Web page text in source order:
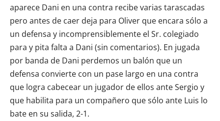
aparece Dani en una contra recibe varias tarascadas
pero antes de caer deja para Oliver que encara sólo a
un defensa y incomprensiblemente el Sr. colegiado
para y pita falta a Dani (sin comentarios). En jugada
por banda de Dani perdemos un balón que un
defensa convierte con un pase largo en una contra
que logra cabecear un jugador de ellos ante Sergio y
que habilita para un compañero que sólo ante Luis lo
bate en su salida, 2-1.